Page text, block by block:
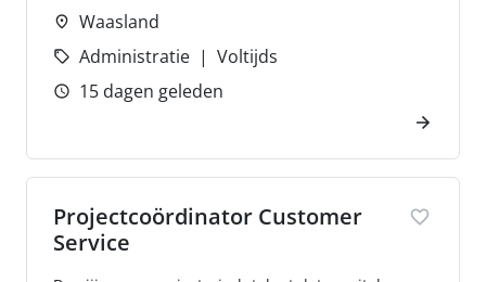
Waasland
Administratie
Voltijds
15 dagen geleden
Projectcoördinator Customer
Service